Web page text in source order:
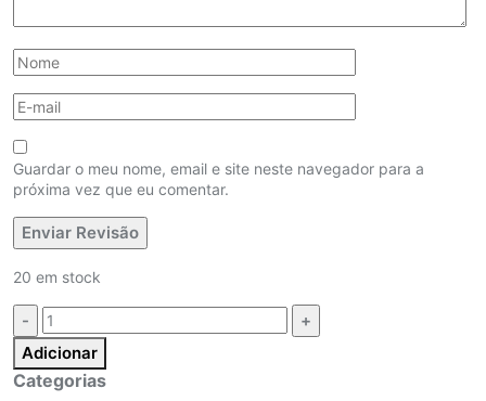
Guardar o meu nome, email e site neste navegador para a
próxima vez que eu comentar.
20 em stock
Quantidade:
Adicionar
Categorias